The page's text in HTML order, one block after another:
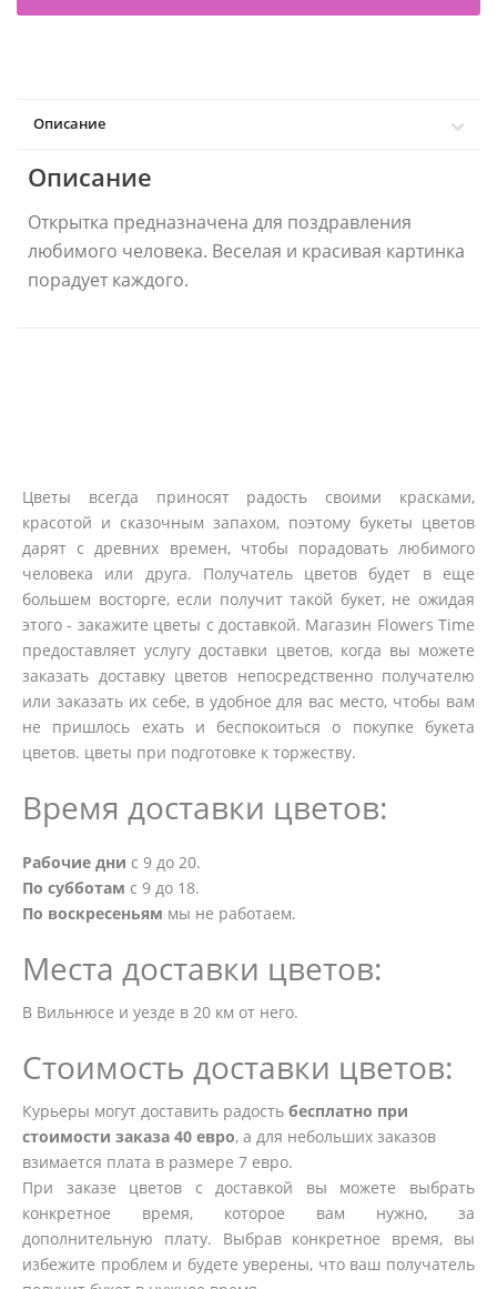
Описание
Описание
Открытка предназначена для поздравления
любимого человека. Веселая и красивая картинка
порадует каждого.
Цветы всегда приносят радость своими красками,
красотой и сказочным запахом, поэтому букеты цветов
дарят с древних времен, чтобы порадовать любимого
человека или друга. Получатель цветов будет в еще
большем восторге, если получит такой букет, не ожидая
этого - закажите цветы с доставкой. Магазин Flowers Time
предоставляет услугу доставки цветов, когда вы можете
заказать доставку цветов непосредственно получателю
или заказать их себе, в удобное для вас место, чтобы вам
не пришлось ехать и беспокоиться о покупке букета
цветов. цветы при подготовке к торжеству.
Время доставки цветов:
Рабочие дни с 9 до 20.
По субботам с 9 до 18.
По воскресеньям мы не работаем.
Места доставки цветов:
В Вильнюсе и уезде в 20 км от него.
Стоимость доставки цветов:
Курьеры могут доставить радость бесплатно при
стоимости заказа 40 евро, а для небольших заказов
взимается плата в размере 7 евро.
При заказе цветов с доставкой вы можете выбрать
конкретное время, которое вам нужно, за
дополнительную плату. Выбрав конкретное время, вы
избежите проблем и будете уверены, что ваш получатель